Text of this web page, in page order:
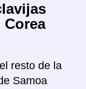
Corea
resto de la
Samoa